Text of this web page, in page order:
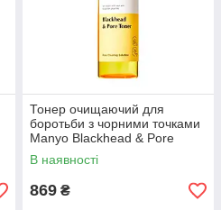
Тонер очищаючий для
боротьби з чорними точками
Manyo Blackhead & Pore
Toner 210 ml
В наявності
869 ₴